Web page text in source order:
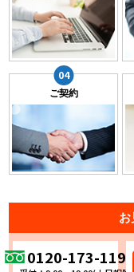
ご契約
お
0120-173-119